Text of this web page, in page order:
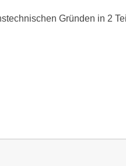
Gründen in 2